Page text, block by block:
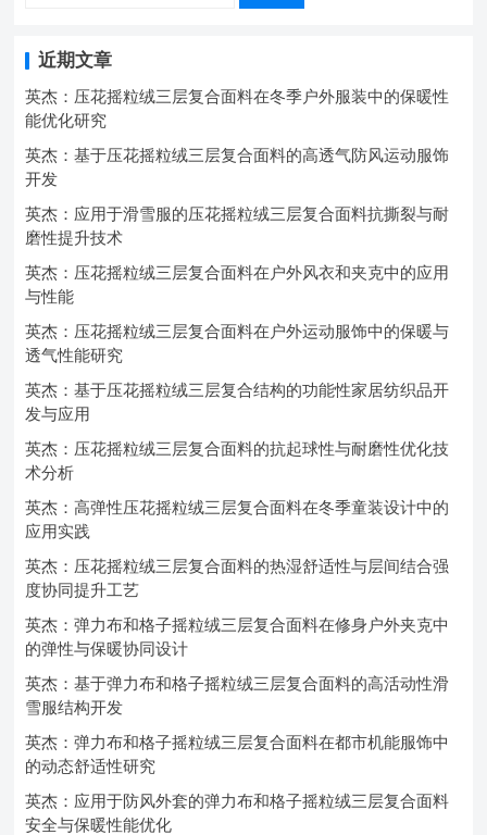
近期文章
英杰：压花摇粒绒三层复合面料在冬季户外服装中的保暖性
能优化研究
英杰：基于压花摇粒绒三层复合面料的高透气防风运动服饰
开发
英杰：应用于滑雪服的压花摇粒绒三层复合面料抗撕裂与耐
磨性提升技术
英杰：压花摇粒绒三层复合面料在户外风衣和夹克中的应用
与性能
英杰：压花摇粒绒三层复合面料在户外运动服饰中的保暖与
透气性能研究
英杰：基于压花摇粒绒三层复合结构的功能性家居纺织品开
发与应用
英杰：压花摇粒绒三层复合面料的抗起球性与耐磨性优化技
术分析
英杰：高弹性压花摇粒绒三层复合面料在冬季童装设计中的
应用实践
英杰：压花摇粒绒三层复合面料的热湿舒适性与层间结合强
度协同提升工艺
英杰：弹力布和格子摇粒绒三层复合面料在修身户外夹克中
的弹性与保暖协同设计
英杰：基于弹力布和格子摇粒绒三层复合面料的高活动性滑
雪服结构开发
英杰：弹力布和格子摇粒绒三层复合面料在都市机能服饰中
的动态舒适性研究
英杰：应用于防风外套的弹力布和格子摇粒绒三层复合面料
安全与保暖性能优化